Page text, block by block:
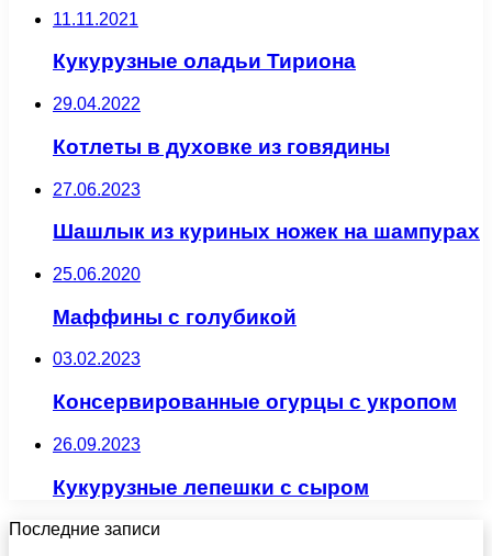
11.11.2021
Кукурузные оладьи Тириона
29.04.2022
Котлеты в духовке из говядины
27.06.2023
Шашлык из куриных ножек на шампурах
25.06.2020
Маффины с голубикой
03.02.2023
Консервированные огурцы с укропом
26.09.2023
Кукурузные лепешки с сыром
Последние записи